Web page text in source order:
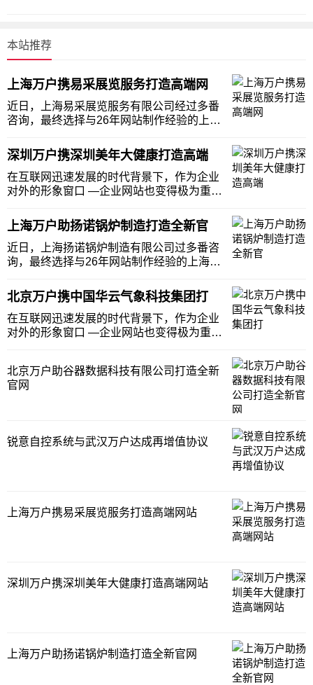
本站推荐
上海万户携易采展览服务打造高端网
近日，上海易采展览服务有限公司经过多番
咨询，最终选择与26年网站制作经验的上海
万户网络针对深上海易采展览服务有限公司
的特点为此打造一站式服务平台，助力上海
易采展览服务为客户提供全方位服务。易采
国际展览隶
深圳万户携深圳美年大健康打造高端
在互联网迅速发展的时代背景下，作为企业
对外的形象窗口 —企业网站也变得极为重
伐，中小企业也越来越普及企业网站建设。
深圳美年大健康携手万户网络，在互联网营
的路上并肩作战，深圳美年大健康打造新的
形象展示窗口
上海万户助扬诺锅炉制造打造全新官
近日，上海扬诺锅炉制造有限公司过多番咨
询，最终选择与26年网站制作经验的上海万
户网络针对上海扬诺锅炉制造有限公司的特
点为此打造一站式服务平台，助力上海扬诺
锅炉制造有限公司为客户提供全方位服务。
扬诺总公司
北京万户携中国华云气象科技集团打
在互联网迅速发展的时代背景下，作为企业
对外的形象窗口 —企业网站也变得极为重
中国华云气象科技集团有限公司携手万户网
络，在互联网营的路上并肩作战，为中国华
北京万户助谷器数据科技有限公司打造全新
官网
锐意自控系统与武汉万户达成再增值协议
上海万户携易采展览服务打造高端网站
深圳万户携深圳美年大健康打造高端网站
上海万户助扬诺锅炉制造打造全新官网